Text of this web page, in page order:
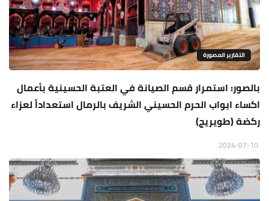
التقارير المصورة
بالصور: استمرار قسم الصيانة في العتبة الحسينية بأعمال
اكساء ابواب الحرم الحسيني الشريف بالرمال استعداداً لعزاء
ركضة (طويريج)